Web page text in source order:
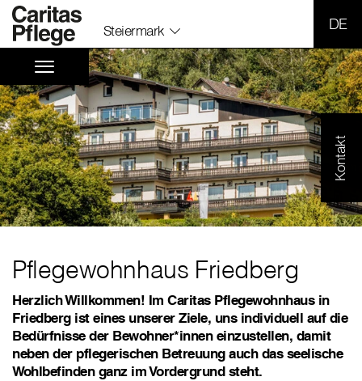
Steiermark
Kontakt
Pflegewohnhaus Friedberg
Herzlich Willkommen! Im Caritas Pflegewohnhaus in
Friedberg ist eines unserer Ziele, uns individuell auf die
Bedürfnisse der Bewohner*innen einzustellen, damit
neben der pflegerischen Betreuung auch das seelische
Wohlbefinden ganz im Vordergrund steht.